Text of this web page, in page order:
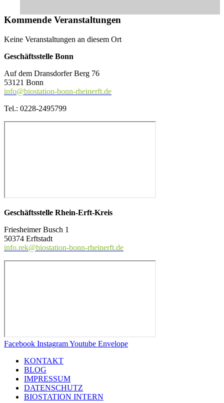
Kommende Veranstaltungen
Keine Veranstaltungen an diesem Ort
Geschäftsstelle Bonn
Auf dem Dransdorfer Berg 76
53121 Bonn
info@biostation-bonn-rheinerft.de
Tel.: 0228-2495799
Geschäftsstelle Rhein-Erft-Kreis
Friesheimer Busch 1
50374 Erftstadt
info.rek@biostation-bonn-rheinerft.de
Facebook InstagramYoutube Envelope
KONTAKT
BLOG
IMPRESSUM
DATENSCHUTZ
BIOSTATION INTERN